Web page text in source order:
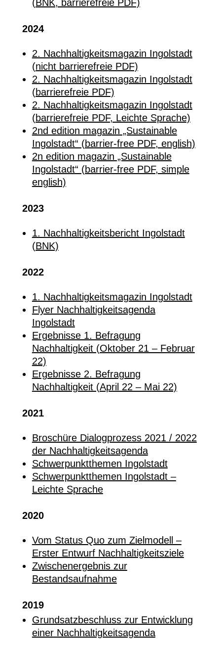
(BNK, barrierefreie PDF)
2024
2. Nachhaltigkeitsmagazin Ingolstadt
(nicht barrierefreie PDF)
2. Nachhaltigkeitsmagazin Ingolstadt
(barrierefreie PDF)
2. Nachhaltigkeitsmagazin Ingolstadt
(barrierefreie PDF, Leichte Sprache)
2nd edition magazin „Sustainable
Ingolstadt“ (barrier-free PDF, english)
2n edition magazin „Sustainable
Ingolstadt“ (barrier-free PDF, simple
english)
2023
1. Nachhaltigkeitsbericht Ingolstadt
(BNK)
2022
1. Nachhaltigkeitsmagazin Ingolstadt
Flyer Nachhaltigkeitsagenda
Ingolstadt
Ergebnisse 1. Befragung
Nachhaltigkeit (Oktober 21 – Februar
22)
Ergebnisse 2. Befragung
Nachhaltigkeit (April 22 – Mai 22)
2021
Broschüre Dialogprozess 2021 / 2022
der Nachhaltigkeitsagenda
Schwerpunktthemen Ingolstadt
Schwerpunktthemen Ingolstadt –
Leichte Sprache
2020
Vom Status Quo zum Zielmodell –
Erster Entwurf Nachhaltigkeitsziele
Zwischenergebnis zur
Bestandsaufnahme
2019
Grundsatzbeschluss zur Entwicklung
einer Nachhaltigkeitsagenda